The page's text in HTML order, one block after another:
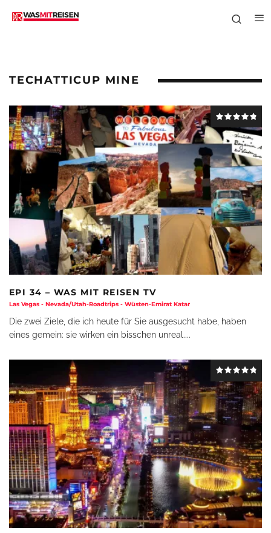
TECHATTICUP MINE
EPI 34 – WAS MIT REISEN TV
Las Vegas - Nevada/Utah-Roadtrips - Wüsten-Emirat Katar
Die zwei Ziele, die ich heute für Sie ausgesucht habe, haben
eines gemein: sie wirken ein bisschen unreal....